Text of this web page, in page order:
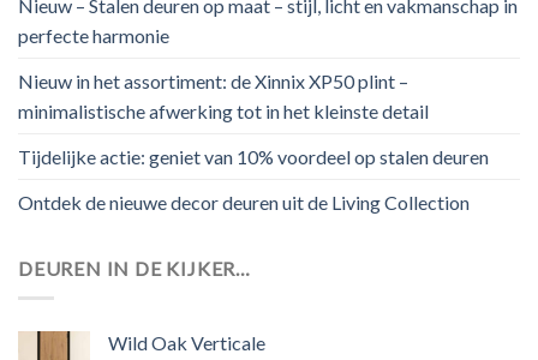
Nieuw – Stalen deuren op maat – stijl, licht en vakmanschap in
perfecte harmonie
Nieuw in het assortiment: de Xinnix XP50 plint –
minimalistische afwerking tot in het kleinste detail
Tijdelijke actie: geniet van 10% voordeel op stalen deuren
Ontdek de nieuwe decor deuren uit de Living Collection
DEUREN IN DE KIJKER…
Wild Oak Verticale